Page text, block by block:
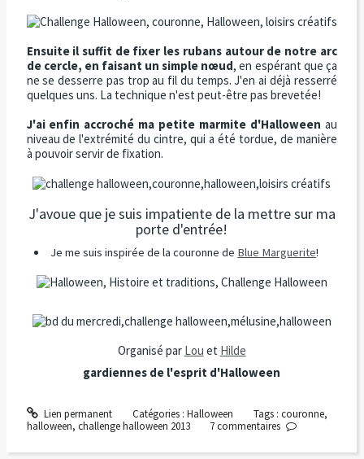
Ensuite il suffit de fixer les rubans autour de notre arc
de cercle, en faisant un simple nœud, en espérant que ça
ne se desserre pas trop au fil du temps. J'en ai déjà resserré
quelques uns. La technique n'est peut-être pas brevetée!
J'ai enfin accroché ma petite marmite d'Halloween au
niveau de l'extrémité du cintre, qui a été tordue, de manière
à pouvoir servir de fixation.
J'avoue que je suis impatiente de la mettre sur ma
porte d'entrée!
Je me suis inspirée de la couronne de Blue Marguerite!
Organisé par Lou et Hilde
gardiennes de l'esprit d'Halloween
Lien permanent Catégories : Halloween Tags : couronne,
halloween, challenge halloween 2013 7commentaires